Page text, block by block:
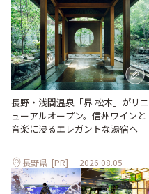
長野・浅間温泉「界 松本」がリニ
ューアルオープン。信州ワインと
音楽に浸るエレガントな湯宿へ
長野県 [PR] 2026.08.05